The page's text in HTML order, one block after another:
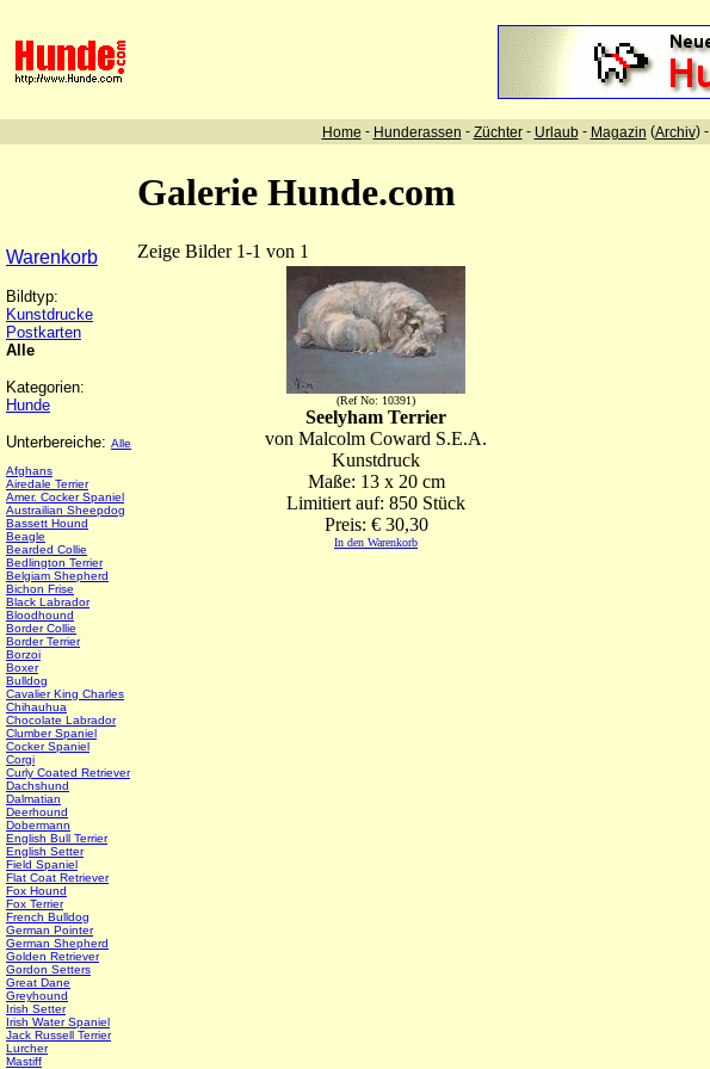
Home - Hunderassen - Züchter- Urlaub- Magazin (Archiv) -
Galerie Hunde.com
Warenkorb
Bildtyp:
Kunstdrucke
Postkarten
Alle
Kategorien:
Hunde
Unterbereiche: Alle
Afghans
Airedale Terrier
Amer. Cocker Spaniel
Austrailian Sheepdog
Bassett Hound
Beagle
Bearded Collie
Bedlington Terrier
Belgiam Shepherd
Bichon Frise
Black Labrador
Bloodhound
Border Collie
Border Terrier
Borzoi
Boxer
Bulldog
Cavalier King Charles
Chihauhua
Chocolate Labrador
Clumber Spaniel
Cocker Spaniel
Corgi
Curly Coated Retriever
Dachshund
Dalmatian
Deerhound
Dobermann
English Bull Terrier
English Setter
Field Spaniel
Flat Coat Retriever
Fox Hound
Fox Terrier
French Bulldog
German Pointer
German Shepherd
Golden Retriever
Gordon Setters
Great Dane
Greyhound
Irish Setter
Irish Water Spaniel
Jack Russell Terrier
Lurcher
Mastiff
Zeige Bilder 1-1 von 1
(Ref No: 10391)
Seelyham Terrier
von Malcolm Coward S.E.A.
Kunstdruck
Maße: 13 x 20 cm
Limitiert auf: 850 Stück
Preis: € 30,30
In den Warenkorb